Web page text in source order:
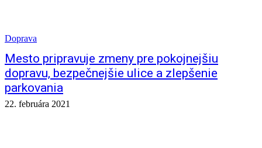
Doprava
Mesto pripravuje zmeny pre pokojnejšiu
dopravu, bezpečnejšie ulice a zlepšenie
parkovania
22. februára 2021